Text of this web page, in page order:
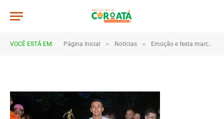
VOCÊ ESTÁ EM: Página Inicial » Notícias » Emoção e festa marcam as finais da Copa Marajá 2025 em Coroatá
IMG_0500